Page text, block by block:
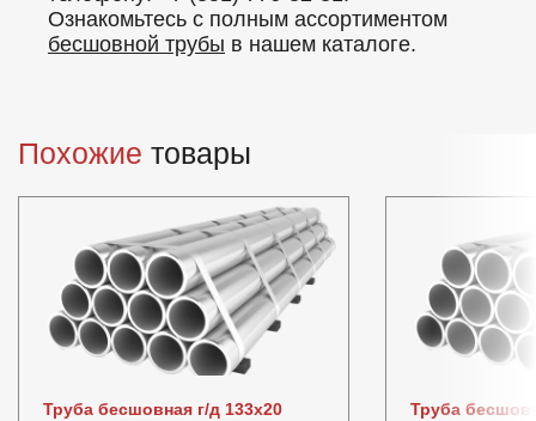
Ознакомьтесь с полным ассортиментом
бесшовной трубы в нашем каталоге.
Похожие товары
Труба бесшовная г/д 133х20
Труба